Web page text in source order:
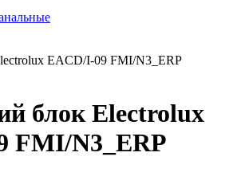
EACD/I-09 FMI/N3_ERP
блок Electrolux
FMI/N3_ERP